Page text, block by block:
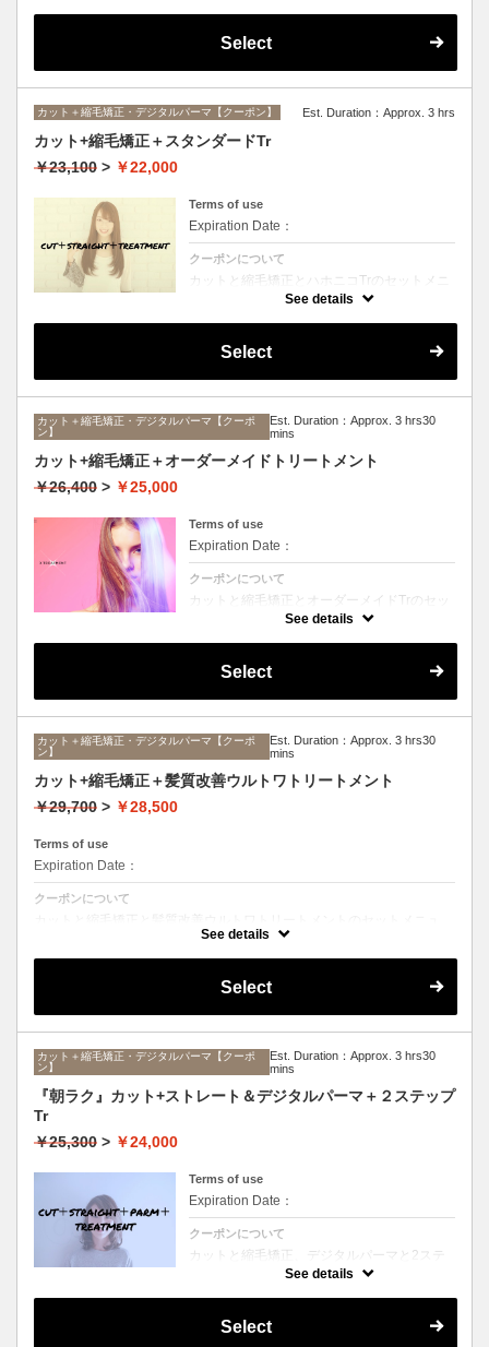
Select
カット＋縮毛矯正・デジタルパーマ【クーポン】 Est. Duration：Approx. 3 hrs
カット+縮毛矯正＋スタンダードTr
￥23,100 > ￥22,000
Terms of use
Expiration Date：
クーポンについて
カットと縮毛矯正とハホニコTrのセットメニ
ュー。髪質や状態に合わせて薬剤選定致しま
See details
Select
カット＋縮毛矯正・デジタルパーマ【クーポ
ン】
Est. Duration：Approx. 3 hrs30
mins
カット+縮毛矯正＋オーダーメイドトリートメント
￥26,400 > ￥25,000
Terms of use
Expiration Date：
クーポンについて
カットと縮毛矯正とオーダーメイドTrのセッ
トメニュー。髪質や状態に合わせて薬剤選定
See details
Select
カット＋縮毛矯正・デジタルパーマ【クーポ
ン】
Est. Duration：Approx. 3 hrs30
mins
カット+縮毛矯正＋髪質改善ウルトワトリートメント
￥29,700 > ￥28,500
Terms of use
Expiration Date：
クーポンについて
カットと縮毛矯正と髪質改善ウルトワトリートメントのセットメニュ
ー。髪質や状態に合わせて薬剤選定致します。ロング料金なし
See details
Select
カット＋縮毛矯正・デジタルパーマ【クーポ
ン】
Est. Duration：Approx. 3 hrs30
mins
『朝ラク』カット+ストレート＆デジタルパーマ＋２ステップ
Tr
￥25,300 > ￥24,000
Terms of use
Expiration Date：
クーポンについて
カットと縮毛矯正、デジタルパーマと2ステ
ップTrのセットメニュー。ボリュームは抑え
グを楽にしたい方にオススメ☆ロング料金な
See details
Select